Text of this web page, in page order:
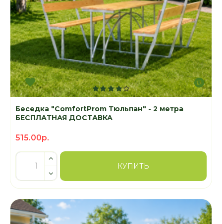
Беседка "ComfortProm Тюльпан" - 2 метра
БЕСПЛАТНАЯ ДОСТАВКА
515.00р.
КУПИТЬ